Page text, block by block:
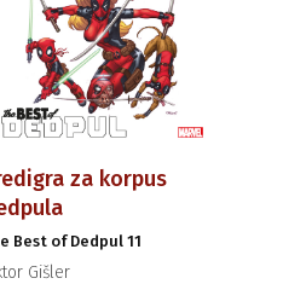
za korpus
Best of Dedpul 11
Gišler